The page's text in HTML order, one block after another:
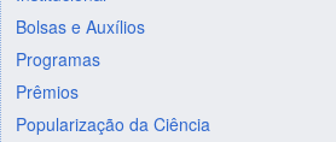
Bolsas e Auxílios
Programas
Prêmios
Popularização da Ciência